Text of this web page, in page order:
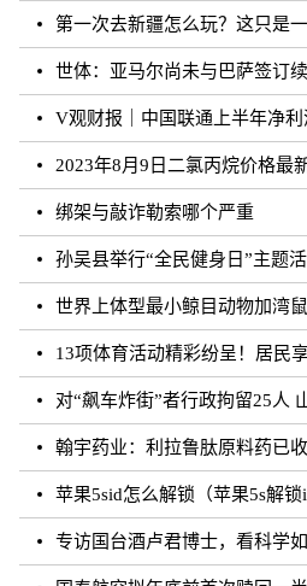
第一次去新疆怎么玩？这只是
世体：亚马尔尚未与巴萨签订续约合同
V观财报｜中国联通上半年净利润同比
2023年8月9日二氯丙烷价格最
绑架与敲诈勒索哪个严重
孙吴县举行“全民健身日”主题活动暨第
世界上体型最小鲸目动物加湾鼠海豚濒临
13项体育活动精彩纷呈！居民
对“飙车炸街”者行政拘留25人 山东多部门
翰宇药业：利拉鲁肽原料药已收获海
苹果5sid怎么解锁（苹果5s解锁
专访国台酒卢君博士，看科学